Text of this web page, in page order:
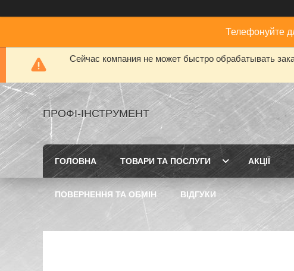
Телефонуйте
Сейчас компания не может быстро обрабатывать
ПРОФІ-ІНСТРУМЕНТ
ГОЛОВНА ТОВАРИ ТА ПОСЛУГИ АКЦІЇ
ПОВЕРНЕННЯ ТА ОБМІН ВІДГУКИ